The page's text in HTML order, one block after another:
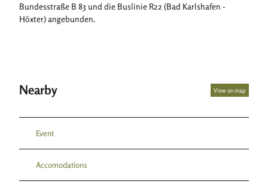
Bundesstraße B 83 und die Buslinie R22 (Bad Karlshafen -
Höxter) angebunden.
Nearby View on map
Event
Accomodations